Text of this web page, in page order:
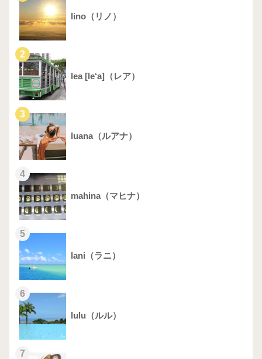
lino（リノ）
2
lea [le‘a]（レア）
3
luana（ルアナ）
4
mahina（マヒナ）
5
lani（ラニ）
6
lulu（ルル）
7